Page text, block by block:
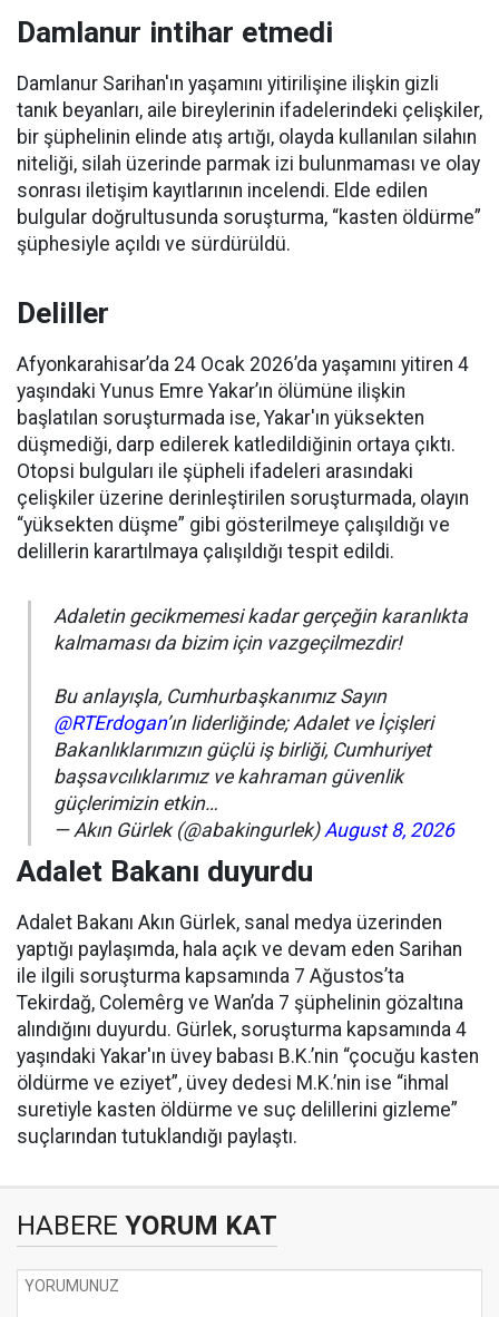
Damlanur intihar etmedi
Damlanur Sarihan'ın yaşamını yitirilişine ilişkin gizli
tanık beyanları, aile bireylerinin ifadelerindeki çelişkiler,
bir şüphelinin elinde atış artığı, olayda kullanılan silahın
niteliği, silah üzerinde parmak izi bulunmaması ve olay
sonrası iletişim kayıtlarının incelendi. Elde edilen
bulgular doğrultusunda soruşturma, “kasten öldürme”
şüphesiyle açıldı ve sürdürüldü.
Deliller
Afyonkarahisar’da 24 Ocak 2026’da yaşamını yitiren 4
yaşındaki Yunus Emre Yakar’ın ölümüne ilişkin
başlatılan soruşturmada ise, Yakar'ın yüksekten
düşmediği, darp edilerek katledildiğinin ortaya çıktı.
Otopsi bulguları ile şüpheli ifadeleri arasındaki
çelişkiler üzerine derinleştirilen soruşturmada, olayın
“yüksekten düşme” gibi gösterilmeye çalışıldığı ve
delillerin karartılmaya çalışıldığı tespit edildi.
Adaletin gecikmemesi kadar gerçeğin karanlıkta
kalmaması da bizim için vazgeçilmezdir!
Bu anlayışla, Cumhurbaşkanımız Sayın
@RTErdogan’ın liderliğinde; Adalet ve İçişleri
Bakanlıklarımızın güçlü iş birliği, Cumhuriyet
başsavcılıklarımız ve kahraman güvenlik
güçlerimizin etkin…
— Akın Gürlek (@abakingurlek)August 8, 2026
Adalet Bakanı duyurdu
Adalet Bakanı Akın Gürlek, sanal medya üzerinden
yaptığı paylaşımda, hala açık ve devam eden Sarihan
ile ilgili soruşturma kapsamında 7 Ağustos’ta
Tekirdağ, Colemêrg ve Wan’da 7 şüphelinin gözaltına
alındığını duyurdu. Gürlek, soruşturma kapsamında 4
yaşındaki Yakar'ın üvey babası B.K.’nin “çocuğu kasten
öldürme ve eziyet”, üvey dedesi M.K.’nin ise “ihmal
suretiyle kasten öldürme ve suç delillerini gizleme”
suçlarından tutuklandığı paylaştı.
HABERE YORUM KAT